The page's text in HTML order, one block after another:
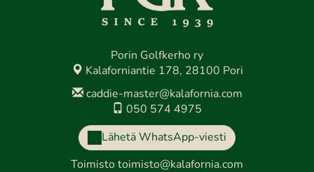
Porin Golfkerho ry
Kalaforniantie 178, 28100 Pori
caddie-master@kalafornia.com
050 574 4975
Lähetä WhatsApp-viesti
Toimisto toimisto@kalafornia.com